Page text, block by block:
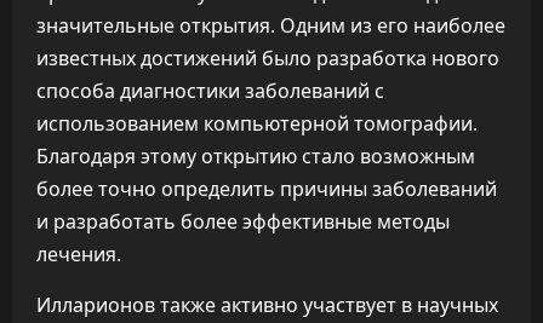
значительные открытия. Одним из его наиболее
известных достижений было разработка нового
способа диагностики заболеваний с
использованием компьютерной томографии.
Благодаря этому открытию стало возможным
более точно определить причины заболеваний
и разработать более эффективные методы
лечения.
Илларионов также активно участвует в научных